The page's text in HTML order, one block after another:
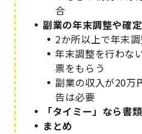
合
副業の年末調整や確
2か所以上で年末
年末調整を行わな
票をもらう
副業の収入が20万
告は必要
「タイミー」なら書
まとめ